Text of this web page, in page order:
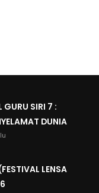
SIRI 7 :
DUNIA
LENSA